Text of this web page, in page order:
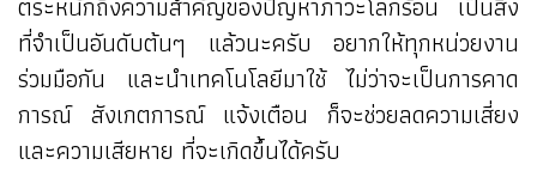
ที่จำเป็นอันดับต้นๆ แล้วนะครับ อยากให้ทุกหน่วยงาน
ร่วมมือกัน และนำเทคโนโลยีมาใช้ ไม่ว่าจะเป็นการคาด
การณ์ สังเกตการณ์ แจ้งเตือน ก็จะช่วยลดความเสี่ยง
และความเสียหาย ที่จะเกิดขึ้นได้ครับ